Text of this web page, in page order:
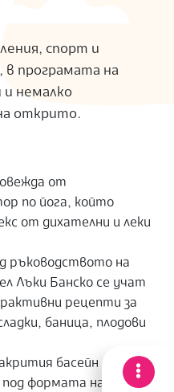
спорт и
в програмата на
и немалко
открито.
от
по йога, който
от дихателни и леки
ръководството на
Лъки Банско се учат
рецепти за
баница, плодови
басейн на хотел
под формата на